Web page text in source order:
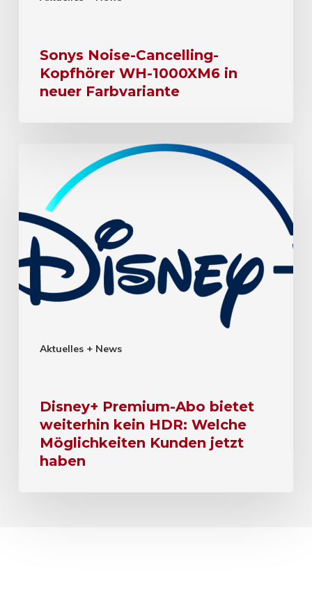
Sonys Noise-Cancelling-
Kopfhörer WH-1000XM6 in
neuer Farbvariante
Aktuelles + News
Disney+ Premium-Abo bietet
weiterhin kein HDR: Welche
Möglichkeiten Kunden jetzt
haben